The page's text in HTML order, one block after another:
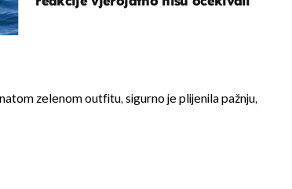
zelenom outfitu, sigurno je plijenila pažnju,